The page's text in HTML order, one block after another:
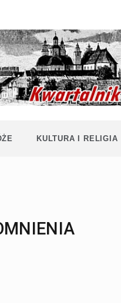
KULTURA I RELIGIA